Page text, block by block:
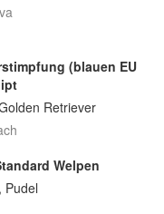
(blauen EU
Retriever
Welpen
Pudel